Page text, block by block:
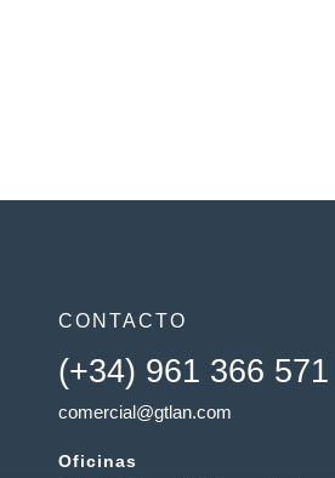
CONTACTO
(+34) 961 366 571
comercial@gtlan.com
Oficinas